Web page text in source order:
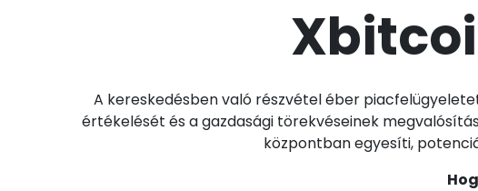
A kereskedésben való részvétel éber
értékelését és a gazdasági törekvéseinek
központban egyesíti,